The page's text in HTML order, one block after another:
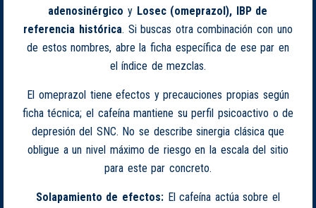
adenosinérgico y Losec (omeprazol), IBP de
referencia histórica. Si buscas otra combinación con uno
de estos nombres, abre la ficha específica de ese par en
el índice de mezclas.
El omeprazol tiene efectos y precauciones propias según
ficha técnica; el cafeína mantiene su perfil psicoactivo o de
depresión del SNC. No se describe sinergia clásica que
obligue a un nivel máximo de riesgo en la escala del sitio
para este par concreto.
Solapamiento de efectos: El cafeína actúa sobre el